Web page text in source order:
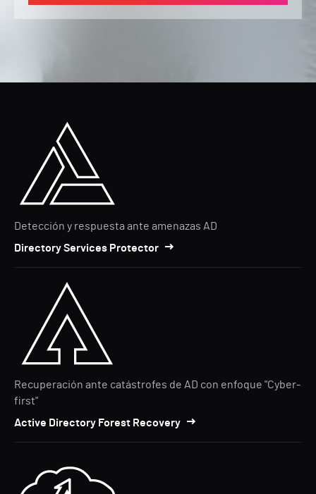
Detección y respuesta ante amenazas AD
Directory Services Protector
Recuperación ante catástrofes de AD con enfoque "Cyber-
first"
Active Directory Forest Recovery